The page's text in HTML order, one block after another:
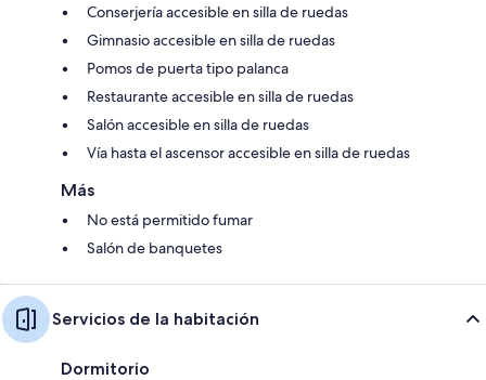
Conserjería accesible en silla de ruedas
Gimnasio accesible en silla de ruedas
Pomos de puerta tipo palanca
Restaurante accesible en silla de ruedas
Salón accesible en silla de ruedas
Vía hasta el ascensor accesible en silla de ruedas
Más
No está permitido fumar
Salón de banquetes
Servicios de la habitación
Dormitorio